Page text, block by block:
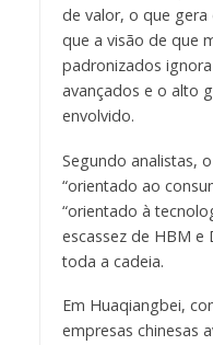
de valor, o que gera
que a visão de que
padronizados
avançados e o alto
envolvido.
Segundo analistas,
“orientado ao
“orientado à
escassez de HBM e
toda a cadeia.
Em Huaqiangbei,
empresas chinesas